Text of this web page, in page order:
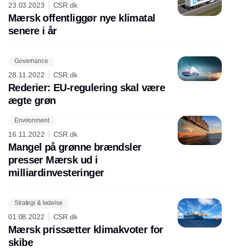
23.03.2023 CSR.dk
Mærsk offentliggør nye klimatal
senere i år
Governance
28.11.2022 CSR.dk
Rederier: EU-regulering skal være
ægte grøn
Environment
16.11.2022 CSR.dk
Mangel på grønne brændsler
presser Mærsk ud i
milliardinvesteringer
Strategi & ledelse
01.08.2022 CSR.dk
Mærsk prissætter klimakvoter for
skibe